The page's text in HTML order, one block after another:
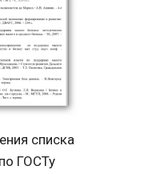
списка
ГОСТу